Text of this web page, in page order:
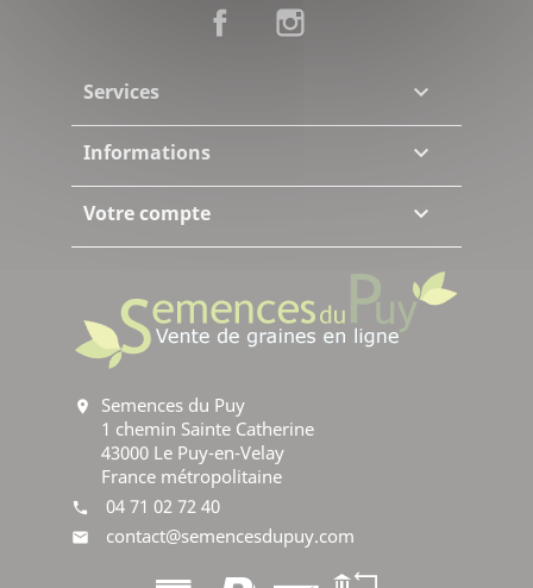
Facebook
Services 
Informations 
Votre compte 
location_on
Semences du Puy
1 chemin Sainte Catherine
43000 Le Puy-en-Velay
France métropolitaine
phone 04 71 02 72 40
mail contact@semencesdupuy.com